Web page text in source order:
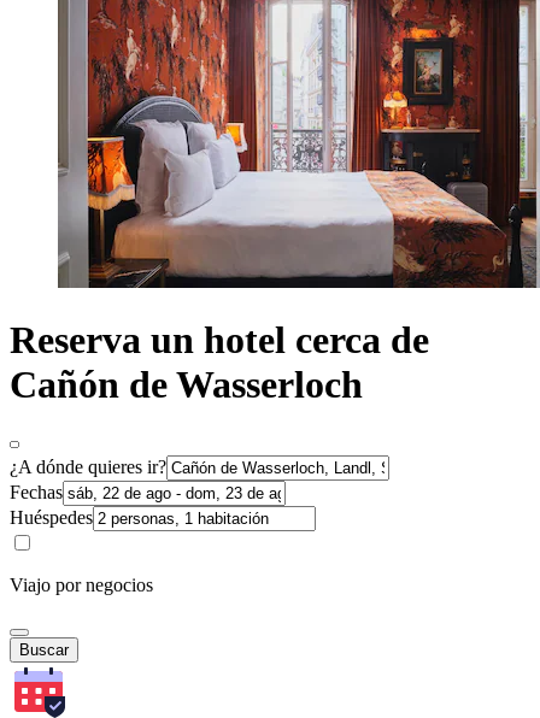
Reserva un hotel cerca de
Cañón de Wasserloch
¿A dónde quieres ir?
Fechas
Huéspedes
Viajo por negocios
Buscar